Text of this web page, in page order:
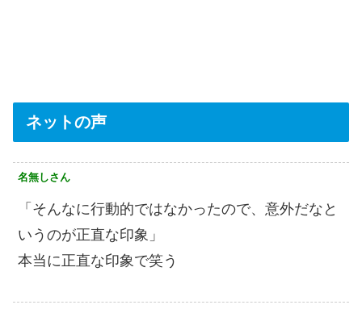
ネットの声
名無しさん
「そんなに行動的ではなかったので、意外だなと
いうのが正直な印象」
本当に正直な印象で笑う